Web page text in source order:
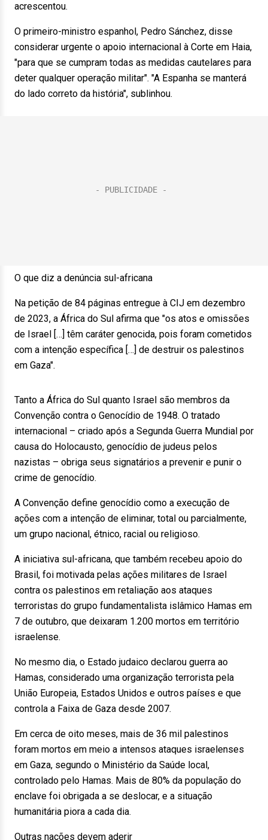
acrescentou.
O primeiro-ministro espanhol, Pedro Sánchez, disse
considerar urgente o apoio internacional à Corte em Haia,
"para que se cumpram todas as medidas cautelares para
deter qualquer operação militar". "A Espanha se manterá
do lado correto da história", sublinhou.
O que diz a denúncia sul-africana
Na petição de 84 páginas entregue à CIJ em dezembro
de 2023, a África do Sul afirma que "os atos e omissões
de Israel […] têm caráter genocida, pois foram cometidos
com a intenção específica […] de destruir os palestinos
em Gaza".
Tanto a África do Sul quanto Israel são membros da
Convenção contra o Genocídio de 1948. O tratado
internacional – criado após a Segunda Guerra Mundial por
causa do Holocausto, genocídio de judeus pelos
nazistas – obriga seus signatários a prevenir e punir o
crime de genocídio.
A Convenção define genocídio como a execução de
ações com a intenção de eliminar, total ou parcialmente,
um grupo nacional, étnico, racial ou religioso.
A iniciativa sul-africana, que também recebeu apoio do
Brasil, foi motivada pelas ações militares de Israel
contra os palestinos em retaliação aos ataques
terroristas do grupo fundamentalista islâmico Hamas em
7 de outubro, que deixaram 1.200 mortos em território
israelense.
No mesmo dia, o Estado judaico declarou guerra ao
Hamas, considerado uma organização terrorista pela
União Europeia, Estados Unidos e outros países e que
controla a Faixa de Gaza desde 2007.
Em cerca de oito meses, mais de 36 mil palestinos
foram mortos em meio a intensos ataques israelenses
em Gaza, segundo o Ministério da Saúde local,
controlado pelo Hamas. Mais de 80% da população do
enclave foi obrigada a se deslocar, e a situação
humanitária piora a cada dia.
Outras nações devem aderir